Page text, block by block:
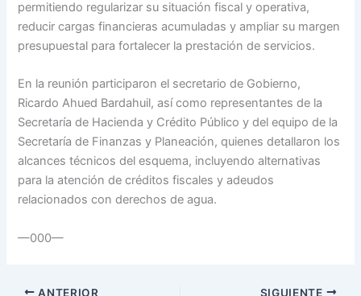
permitiendo regularizar su situación fiscal y operativa,
reducir cargas financieras acumuladas y ampliar su margen
presupuestal para fortalecer la prestación de servicios.
En la reunión participaron el secretario de Gobierno,
Ricardo Ahued Bardahuil, así como representantes de la
Secretaría de Hacienda y Crédito Público y del equipo de la
Secretaría de Finanzas y Planeación, quienes detallaron los
alcances técnicos del esquema, incluyendo alternativas
para la atención de créditos fiscales y adeudos
relacionados con derechos de agua.
—000—
ANTERIOR SIGUIENTE